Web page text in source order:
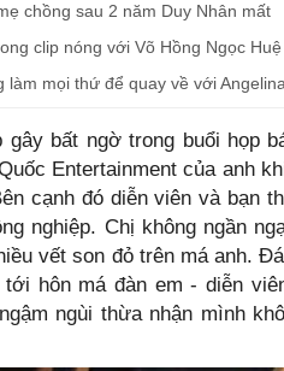
chồng sau 2 năm Duy Nhân mất
clip nóng với Võ Hồng Ngọc
mọi thứ để quay về với
bất ngờ trong buổi họp
Entertainment của anh
cạnh đó diễn viên và bạn
nghiệp. Chị không ngần
vết son đỏ trên má anh.
hôn má đàn em - diễn
ngùi thừa nhận mình